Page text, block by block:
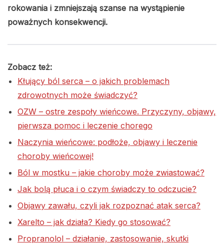
rokowania i zmniejszają szanse na wystąpienie
poważnych konsekwencji.
Zobacz też:
Kłujący ból serca – o jakich problemach
zdrowotnych może świadczyć?
OZW – ostre zespoły wieńcowe. Przyczyny, objawy,
pierwsza pomoc i leczenie chorego
Naczynia wieńcowe: podłoże, objawy i leczenie
choroby wieńcowej!
Ból w mostku – jakie choroby może zwiastować?
Jak bolą płuca i o czym świadczy to odczucie?
Objawy zawału, czyli jak rozpoznać atak serca?
Xarelto – jak działa? Kiedy go stosować?
Propranolol – działanie, zastosowanie, skutki